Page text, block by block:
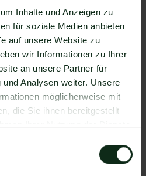
Inhalte und Anzeigen zu
für soziale Medien anbieten
auf unsere Website zu
wir Informationen zu Ihrer
an unsere Partner für
Analysen weiter. Unsere
möglicherweise mit
die Sie ihnen bereitgestellt
Ihrer Nutzung der Dienste
WhatsApp verbinden
auch PhantomBuster
der Integration je nach
API Schnittstelle
allgemein gültige
im Folgenden, wie die
von